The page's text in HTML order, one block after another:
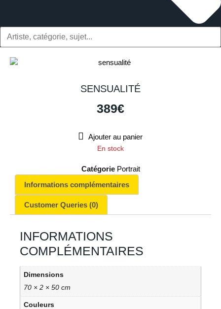
SENSUALITÉ
389€
Ajouter au panier
En stock
Catégorie Portrait
Informations complémentaires
Customer Queries (0)
INFORMATIONS
COMPLÉMENTAIRES
Dimensions
70 × 2 × 50 cm
Couleurs